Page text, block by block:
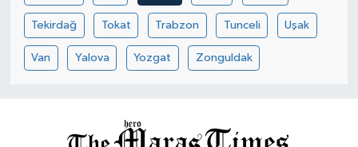
Tekirdağ Tokat Trabzon Tunceli Uşak
Van Yalova Yozgat Zonguldak